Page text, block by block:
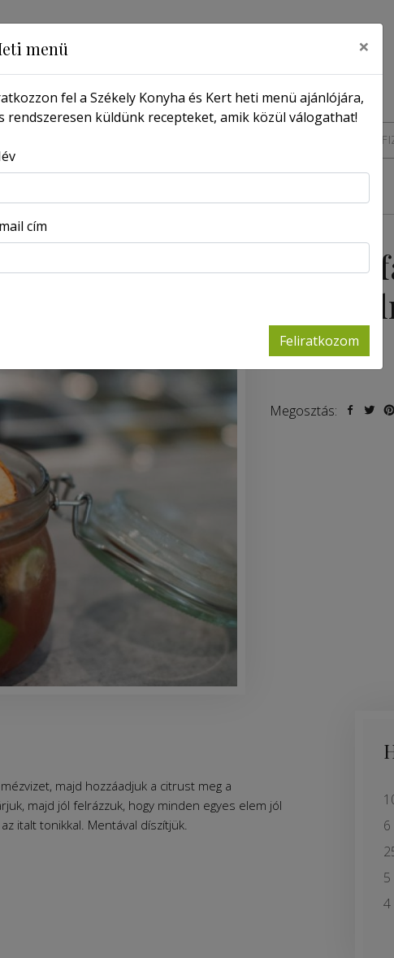
Alma a
2022-01-04
Megosztás:
majd hozzáadjuk a citrust meg a
majd jól felrázzuk, hogy minden egyes elem jól
italt tonikkal. Mentával díszítjük.
4
menü ×
fel a Székely Konyha és Kert heti menü ajánlójára,
rendszeresen küldünk recepteket, amik közül válogathat!
cím
Feliratkozom